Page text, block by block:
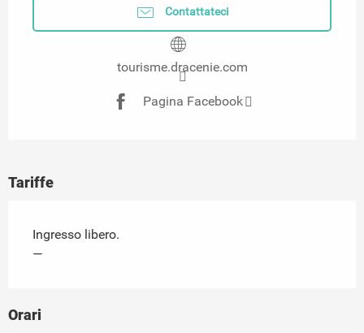
Contattateci
tourisme.dracenie.com
Pagina Facebook
Tariffe
Ingresso libero.
—
Orari